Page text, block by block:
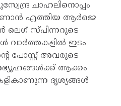
ചാഹലിനൊപ്പം
എത്തിയ ആര്‍ജെ
ലെഗ് സ്പിന്നറുടെ
വാര്‍ത്തകളില്‍ ഇടം
പോസ്റ്റ് അവരുടെ
ആക്കം
ദൃശ്യങ്ങള്‍